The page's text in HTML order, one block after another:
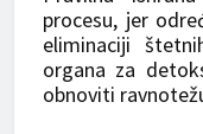
procesu, jer
eliminaciji
organa za
obnoviti